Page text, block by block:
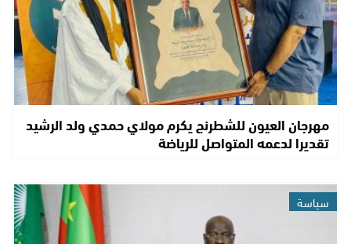
مهرجان العيون للشطرنج يكرم مولاي حمدي ولد الرشيد
تقديرا لدعمه المتواصل للرياضة
سياسة